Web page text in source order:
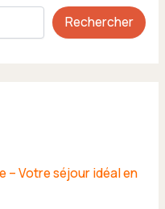
Rechercher
– Votre séjour idéal en